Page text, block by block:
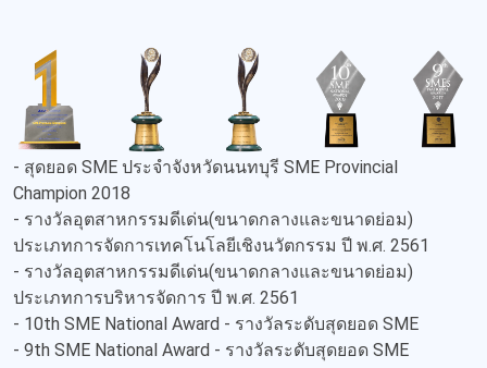
- สุดยอด SME ประจำจังหวัดนนทบุรี SME Provincial
Champion 2018
- รางวัลอุตสาหกรรมดีเด่น(ขนาดกลางและขนาดย่อม)
ประเภทการจัดการเทคโนโลยีเชิงนวัตกรรม ปี พ.ศ. 2561
- รางวัลอุตสาหกรรมดีเด่น(ขนาดกลางและขนาดย่อม)
ประเภทการบริหารจัดการ ปี พ.ศ. 2561
- 10th SME National Award - รางวัลระดับสุดยอด SME
- 9th SME National Award - รางวัลระดับสุดยอด SME